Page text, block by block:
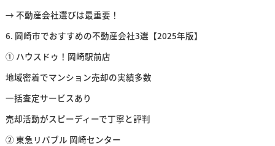
→ 不動産会社選びは最重要！
6. 岡崎市でおすすめの不動産会社3選【2025年版】
① ハウスドゥ！岡崎駅前店
地域密着でマンション売却の実績多数
一括査定サービスあり
売却活動がスピーディーで丁寧と評判
② 東急リバブル 岡崎センター